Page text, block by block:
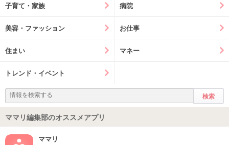
子育て・家族 病院
美容・ファッション お仕事
住まい マネー
トレンド・イベント
ママリ編集部のオススメアプリ
ママリ